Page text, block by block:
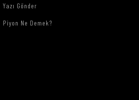
Yazı Gönder
Piyon Ne Demek?